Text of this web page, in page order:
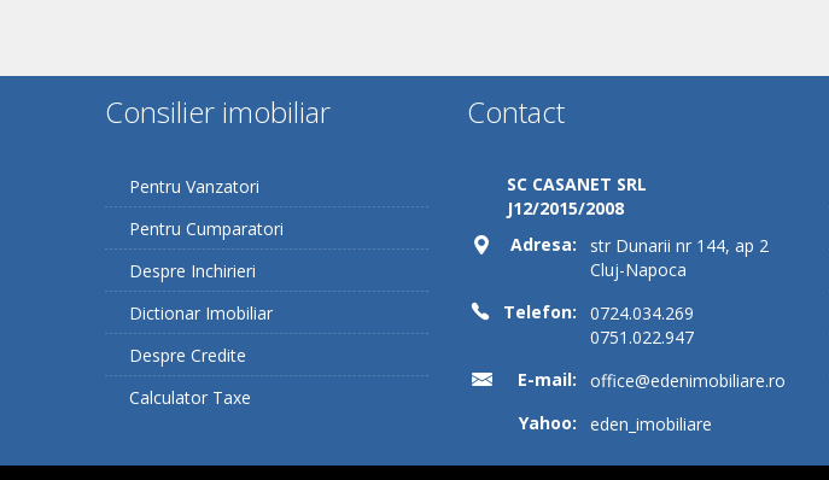
Consilier imobiliar
Pentru Vanzatori
Pentru Cumparatori
Despre Inchirieri
Dictionar Imobiliar
Despre Credite
Calculator Taxe
Contact
SC CASANET SRL
J12/2015/2008
Adresa:
str Dunarii nr 144, ap 2
Cluj-Napoca
Telefon:
0724.034.269
0751.022.947
E-mail:
office@edenimobiliare.ro
Yahoo:
eden_imobiliare